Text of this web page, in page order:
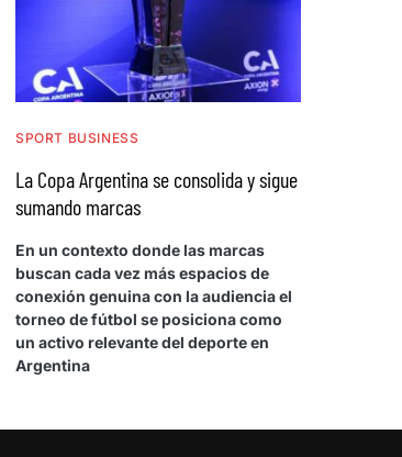
SPORT BUSINESS
La Copa Argentina se consolida y sigue
sumando marcas
En un contexto donde las marcas
buscan cada vez más espacios de
conexión genuina con la audiencia el
torneo de fútbol se posiciona como
un activo relevante del deporte en
Argentina